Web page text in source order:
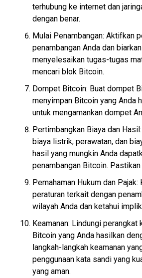
terhubung ke internet dan
dengan benar.
Mulai Penambangan: Aktifkan
penambangan Anda dan
menyelesaikan tugas-tugas
mencari blok Bitcoin.
Dompet Bitcoin: Buat dompet
menyimpan Bitcoin yang Anda
untuk mengamankan dompet
Pertimbangkan Biaya dan
biaya listrik, perawatan, dan
hasil yang mungkin Anda
penambangan Bitcoin.
Pemahaman Hukum dan Pajak:
peraturan terkait dengan
wilayah Anda dan ketahui
Keamanan: Lindungi perangkat
Bitcoin yang Anda hasilkan
langkah-langkah keamanan
penggunaan kata sandi yang
yang aman.